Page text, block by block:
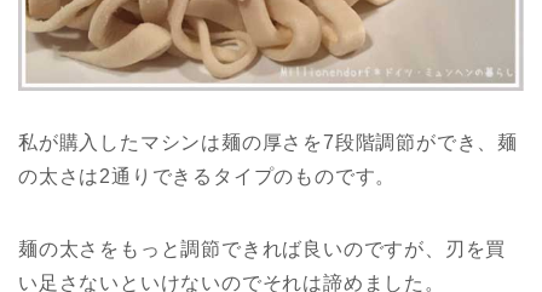
私が購入したマシンは麺の厚さを7段階調節ができ、麺
の太さは2通りできるタイプのものです。
麺の太さをもっと調節できれば良いのですが、刃を買
い足さないといけないのでそれは諦めました。